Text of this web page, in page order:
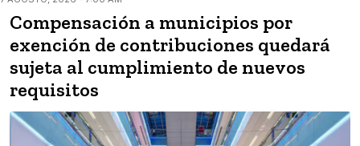
Compensación a municipios por
exención de contribuciones quedará
sujeta al cumplimiento de nuevos
requisitos